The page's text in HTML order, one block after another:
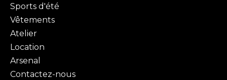
Sports d'été
Vêtements
Atelier
Location
Arsenal
Contactez-nous